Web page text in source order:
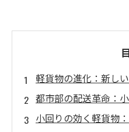
軽貨物の進化：新し
都市部の配送革命：
小回りの効く軽貨物